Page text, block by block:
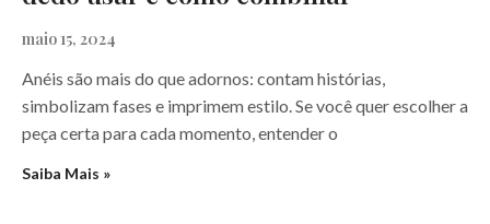
maio 15, 2024
Anéis são mais do que adornos: contam histórias,
simbolizam fases e imprimem estilo. Se você quer escolher a
peça certa para cada momento, entender o
Saiba Mais »